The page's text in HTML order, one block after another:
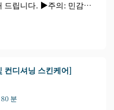
드립니다. ▶️주의: 민감성,
는 본 시술이 적합하지 않
분 상담 시간이 포함되어
컨디셔닝 스킨케어]
80 분